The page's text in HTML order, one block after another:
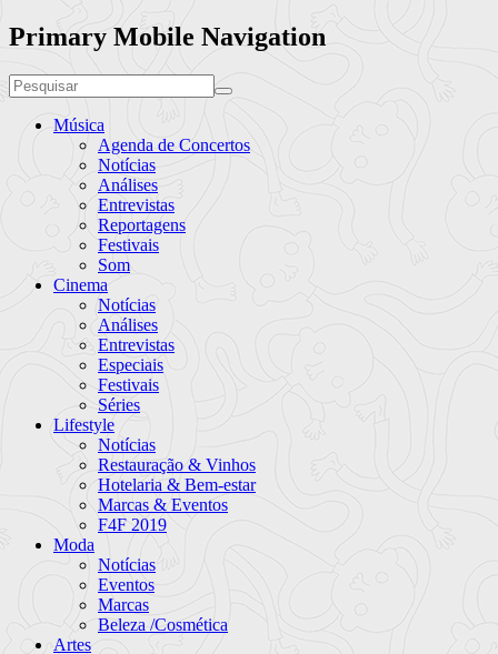
Primary Mobile Navigation
Música
Agenda de Concertos
Notícias
Análises
Entrevistas
Reportagens
Festivais
Som
Cinema
Notícias
Análises
Entrevistas
Especiais
Festivais
Séries
Lifestyle
Notícias
Restauração & Vinhos
Hotelaria & Bem-estar
Marcas & Eventos
F4F 2019
Moda
Notícias
Eventos
Marcas
Beleza /Cosmética
Artes